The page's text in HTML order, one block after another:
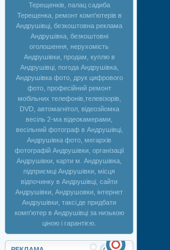
Терещенків, палац садиба
Терещенка, ремонт комп'ютерів в
Андрушівці, безкоштовна реклама
Андрушівка, безкоштовні
оголошення, нерухомість
Андрушівки, продам, куплю в
Андрушівці, погода Андрушівка,
Андрушівка фото, друк цифрового
фото, професійний ремонт
мобільних телефонів,телевізорів,
DVD, автомагнітол, відеозйомка
весіль 2-ма відеокамерами,
весільний фотограф в Андрушівці,
Андрушівка фото, мегархів
фотографій Андрушівки, організації
Андрушівки, карти м. Андрушівка,
підприємці Андрушівки, місця
відпочинку в Андрушівці, сайти
Андрушівки, Андрушовки, інтернет
Андрушівки, таксі,де придбати
комп'ютер в Андрушівці за низькою
ціною і гарантією.